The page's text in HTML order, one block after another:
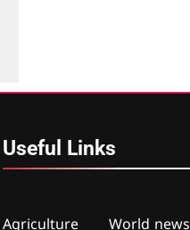
Useful Links
Agriculture World news